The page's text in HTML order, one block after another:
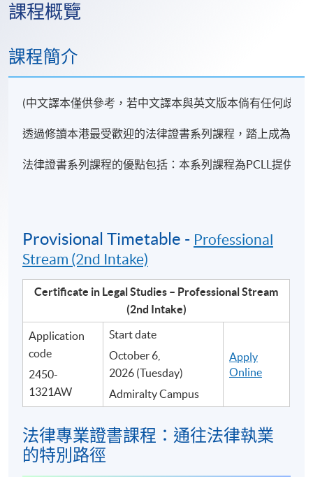
課程概覽
課程簡介
(中文譯本僅供參考，若中文譯本與英文版本倘有任何歧異
透過修讀本港最受歡迎的法律證書系列課程，踏上成為律
法律證書系列課程的優點包括：本系列課程為PCLL提供
Provisional Timetable - Professional
Stream (2nd Intake)
Certificate in Legal Studies – Professional Stream
(2nd Intake)
Application
code
2450-
1321AW
Start date
October 6,
2026 (Tuesday)
Admiralty Campus
Apply
Online
法律專業證書課程：通往法律執業
的特別路徑